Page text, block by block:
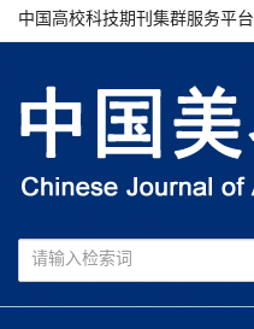
中国高校科技期刊集群服务平台